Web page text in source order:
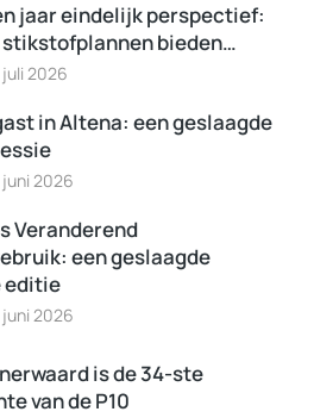
jaar eindelijk perspectief:
stikstofplannen bieden…
juli 2026
in Altena: een geslaagde
juni 2026
Veranderend
een geslaagde
editie
juni 2026
is de 34-ste
van de P10